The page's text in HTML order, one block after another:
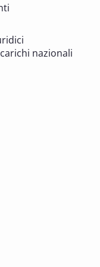
e Edilizia
teologia
nazionali